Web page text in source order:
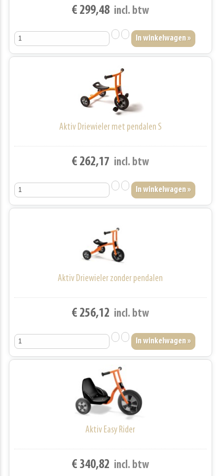
€ 299,48 incl. btw
Aktiv Driewieler met pendalen S
€ 262,17 incl. btw
Aktiv Driewieler zonder pendalen
€ 256,12 incl. btw
Aktiv Easy Rider
€ 340,82 incl. btw